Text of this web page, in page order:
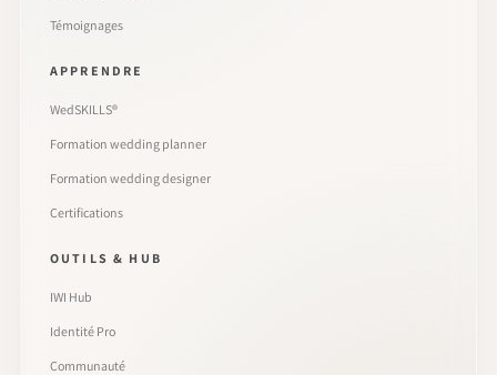
Témoignages
APPRENDRE
WedSKILLS®
Formation wedding planner
Formation wedding designer
Certifications
OUTILS & HUB
IWI Hub
Identité Pro
Communauté